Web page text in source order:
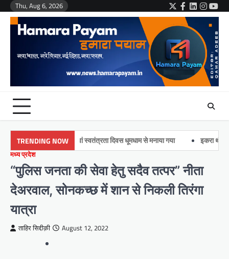
Skip
content
Thu, Aug 6, 2026 Twitter
Facebook
LinkedIn
TRENDING NOW
पीजी कॉलेज में 79वां स्वतंत्रता दिवस धूमधाम से मनाया गया इकरा थीम
मध्य प्रदेश
“पुलिस जनता की सेवा हेतु सदैव तत्पर” नीता
देअरवाल, सोनकच्छ में शान से निकली तिरंगा
यात्रा
ताहिर सिद्दीक़ी August 12, 2022